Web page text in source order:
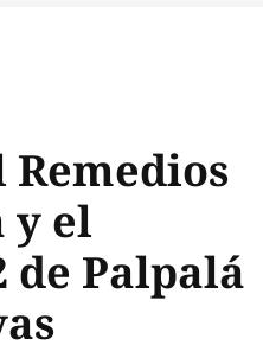
Remedios
y el
de Palpalá